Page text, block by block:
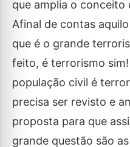
que amplia o conceito
Afinal de contas
que é o grande
feito, é terrorismo
população civil é
precisa ser revisto e
proposta para que
grande questão são